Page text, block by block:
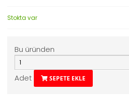
Stokta var
Bu üründen
Adet SEPETE EKLE